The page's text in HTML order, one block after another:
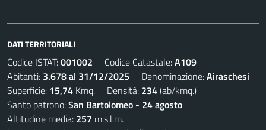
DATI TERRITORIALI
Codice ISTAT:001002 Codice Catastale:A109
Abitanti: 3.678 al 31/12/2025 Denominazione:Airaschesi
Superficie: 15,74 Kmq. Densità: 234(ab/kmq.)
Santo patrono:San Bartolomeo - 24 agosto
Altitudine media: 257 m.s.l.m.